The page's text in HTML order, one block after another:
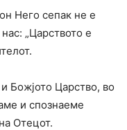
Него сепак не е
„Царството е
Божјото Царство, во
и спознаеме
Отецот.